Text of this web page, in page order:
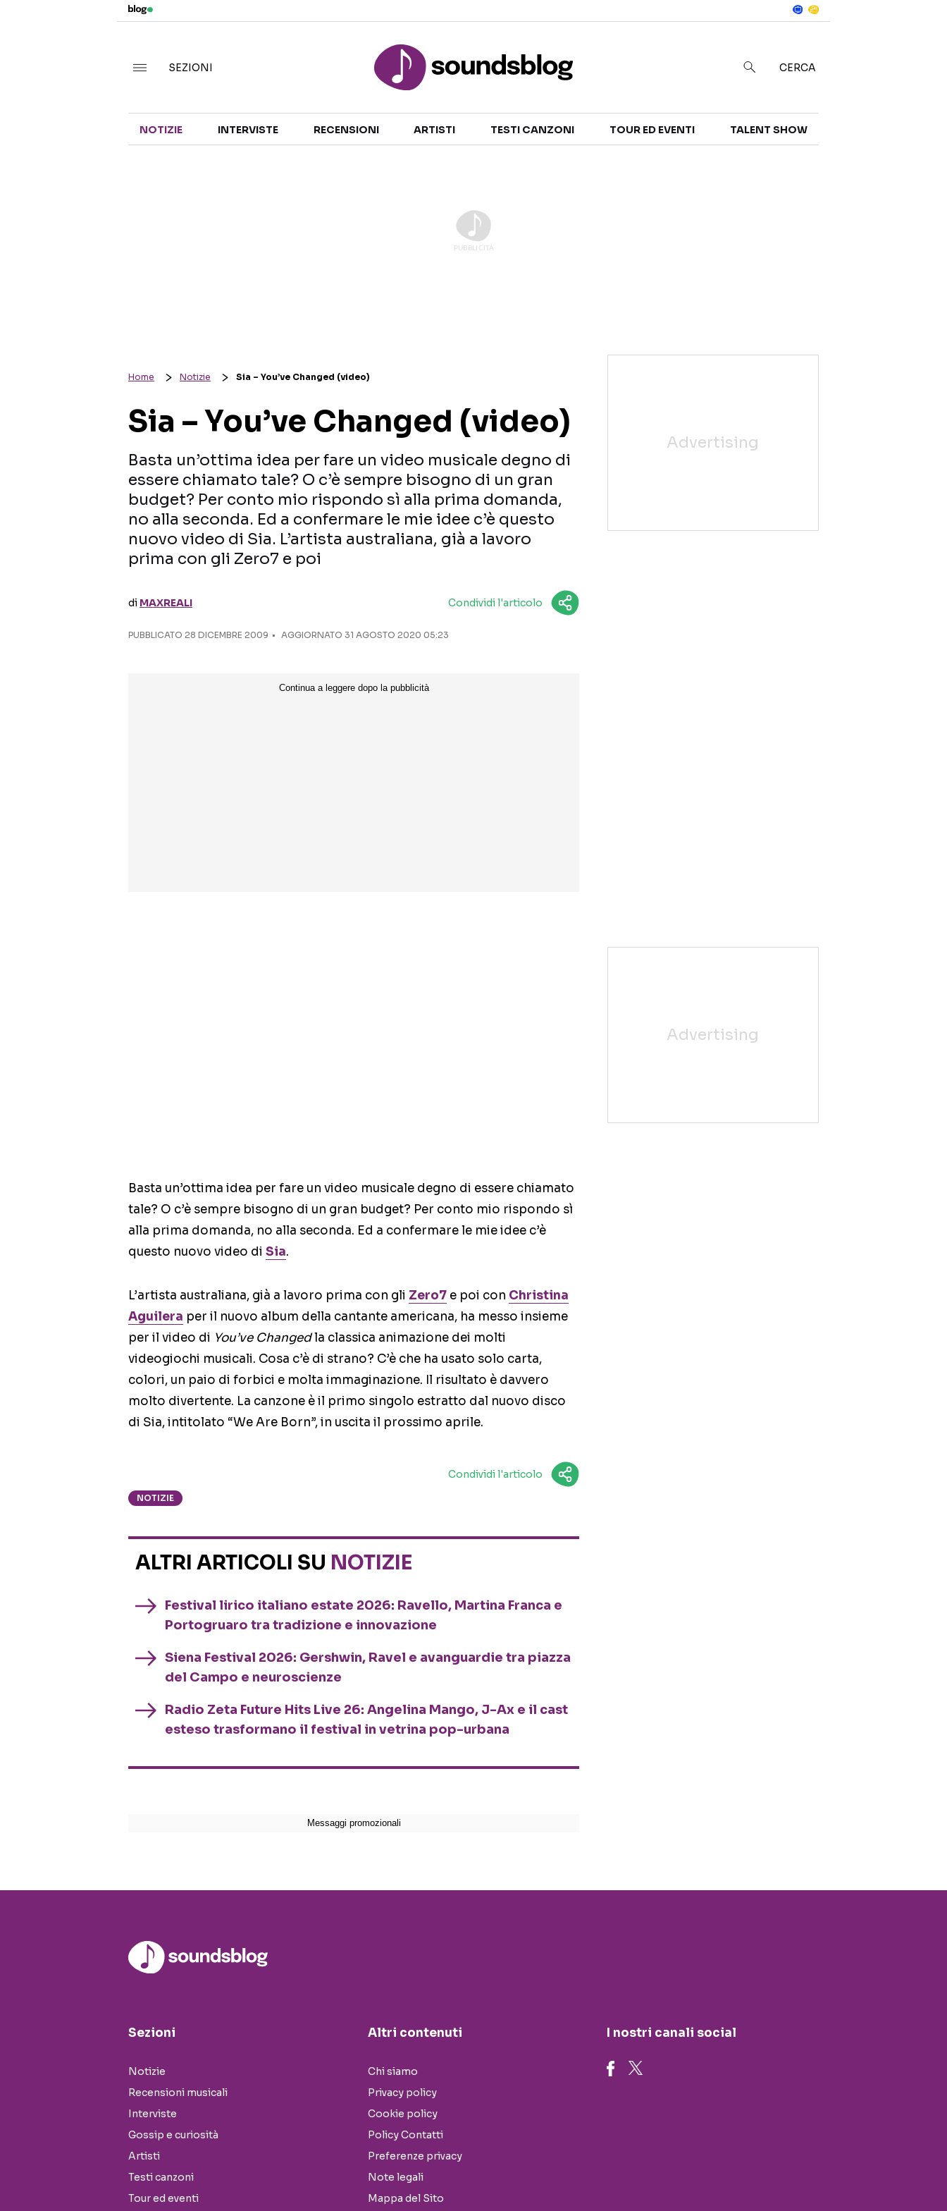
TALENT SHOW
SEZIONI CERCA
NOTIZIE INTERVISTE RECENSIONI ARTISTI TESTI CANZONI TOUR ED EVENTI TALENT SHOW
Home Notizie Sia – You’ve Changed (video)
Sia – You’ve Changed (video)
Basta un’ottima idea per fare un video musicale degno di
essere chiamato tale? O c’è sempre bisogno di un gran
budget? Per conto mio rispondo sì alla prima domanda,
no alla seconda. Ed a confermare le mie idee c’è questo
nuovo video di Sia. L’artista australiana, già a lavoro
prima con gli Zero7 e poi
di MAXREALI Condividi l'articolo
PUBBLICATO 28 DICEMBRE 2009 AGGIORNATO 31 AGOSTO 2020 05:23
Basta un’ottima idea per fare un video musicale degno di essere chiamato
tale? O c’è sempre bisogno di un gran budget? Per conto mio rispondo sì
alla prima domanda, no alla seconda. Ed a confermare le mie idee c’è
questo nuovo video di Sia.
L’artista australiana, già a lavoro prima con gli Zero7 e poi con Christina
Aguilera per il nuovo album della cantante americana, ha messo insieme
per il video di You’ve Changedla classica animazione dei molti
videogiochi musicali. Cosa c’è di strano? C’è che ha usato solo carta,
colori, un paio di forbici e molta immaginazione. Il risultato è davvero
molto divertente. La canzone è il primo singolo estratto dal nuovo disco
di Sia, intitolato “We Are Born”, in uscita il prossimo aprile.
Condividi l'articolo
NOTIZIE
ALTRI ARTICOLI SU NOTIZIE
Festival lirico italiano estate 2026: Ravello, Martina Franca e
Portogruaro tra tradizione e innovazione
Siena Festival 2026: Gershwin, Ravel e avanguardie tra piazza
del Campo e neuroscienze
Radio Zeta Future Hits Live 26: Angelina Mango, J-Ax e il cast
esteso trasformano il festival in vetrina pop-urbana
Sezioni
Notizie
Recensioni musicali
Interviste
Gossip e curiosità
Artisti
Testi canzoni
Tour ed eventi
Altri contenuti
Chi siamo
Privacy policy
Cookie policy
Policy Contatti
Preferenze privacy
Note legali
Mappa del Sito
I nostri canali social